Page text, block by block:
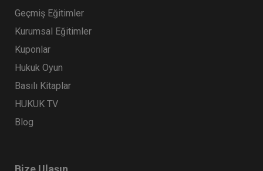
Geçmiş Eğitimler
Kurumsal Eğitimler
Kuponlar
Hukuk Oyun
Basılı Kitaplar
HUKUK TV
Blog